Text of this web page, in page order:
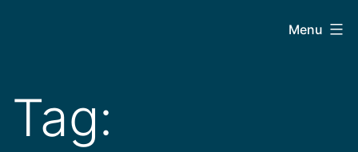
conteúdo
Menu
Tag: